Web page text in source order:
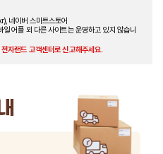
네이버 스마트스토어
어플 외 다른 사이트는 운영하고 있지 않습니
전자랜드 고객센터로 신고해주세요.